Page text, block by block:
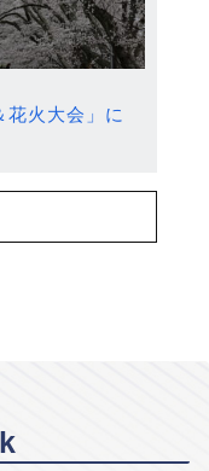
花火大会」に